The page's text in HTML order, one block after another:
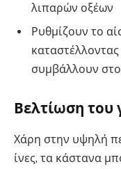
λιπαρών οξέων
Ρυθμίζουν το
συμβάλλουν
Βελτίωση του
Χάρη στην υψηλή
ίνες, τα κάστανα